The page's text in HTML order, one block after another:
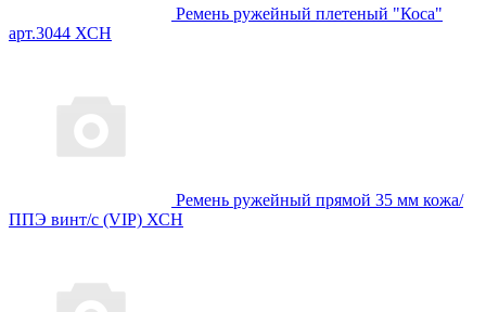
Ремень ружейный плетеный "Коса"
арт.3044 ХСН
Ремень ружейный прямой 35 мм кожа/
ППЭ винт/с (VIP) ХСН